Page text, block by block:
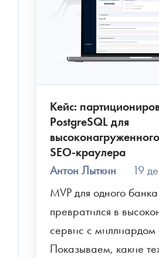
Кейс:
PostgreSQL для
высоконагруженного
SEO‑краулера
Антон Лыткин
19
MVP для одного
превратился в
сервис с миллиардом
Показываем, какие